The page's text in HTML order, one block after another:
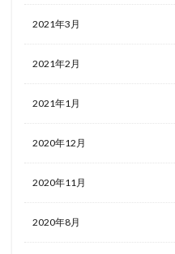
2021年3月
2021年2月
2021年1月
2020年12月
2020年11月
2020年8月